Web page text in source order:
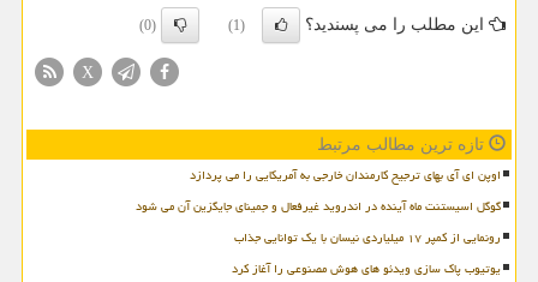
این مطلب را می پسندید؟ (1)
(0)
X
تازه ترین مطالب مرتبط
اوپن ای آی بهای ترجیح کارمندان خارجی به آمریکایی را می پردازد
گوگل اسیستنت ماه آینده در اندروید غیرفعال و جمینای جایگزین آن می شود
رونمایی از کمپر ۱۷ میلیاردی نیسان با یک توانایی جذاب
یوتیوب پاک سازی ویدئو های هوش مصنوعی را آغاز کرد